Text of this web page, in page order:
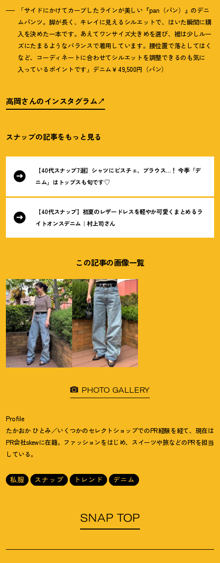
「サイドにかけてカーブしたラインが美しい『pan（パン）』のデニ
ムパンツ。脚が長く、キレイに見えるシルエットで、はいた瞬間に購
入を決めた一本です。あえてワンサイズ大きめを選び、裾は少しルー
ズにたまるようなバランスで着用しています。腰位置で落としてはく
など、コーディネートに合わせてシルエットを調整できるのも気に
入っているポイントです」デニム￥49,500円（パン）
高岡さんのインスタグラム
スナップの記事をもっと見る
【40代スナップ7選】シャツにビスチェ、ブラウス… ！ 今季「デ
ニム」はトップスも旬です♡
【40代スナップ】初夏のレザードレスを軽やか可愛くまとめるラ
イトオンスデニム｜村上司さん
この記事の画像一覧
PHOTO GALLERY
Profile
たかおか ひとみ／いくつかのセレクトショップでのPR経験を経て、現在は
PR会社skewに在籍。ファッションをはじめ、スイーツや旅などのPRを担当
している。
私服 スナップ トレンド デニム
SNAP TOP